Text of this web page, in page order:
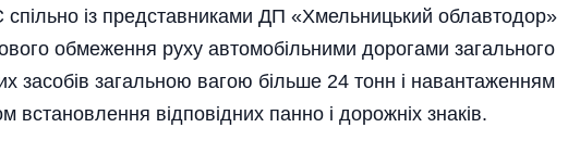
спільно із представниками ДП «Хмельницький облавтодор»
обмеження руху автомобільними дорогами загального
засобів загальною вагою більше 24 тонн і навантаженням
встановлення відповідних панно і дорожніх знаків.